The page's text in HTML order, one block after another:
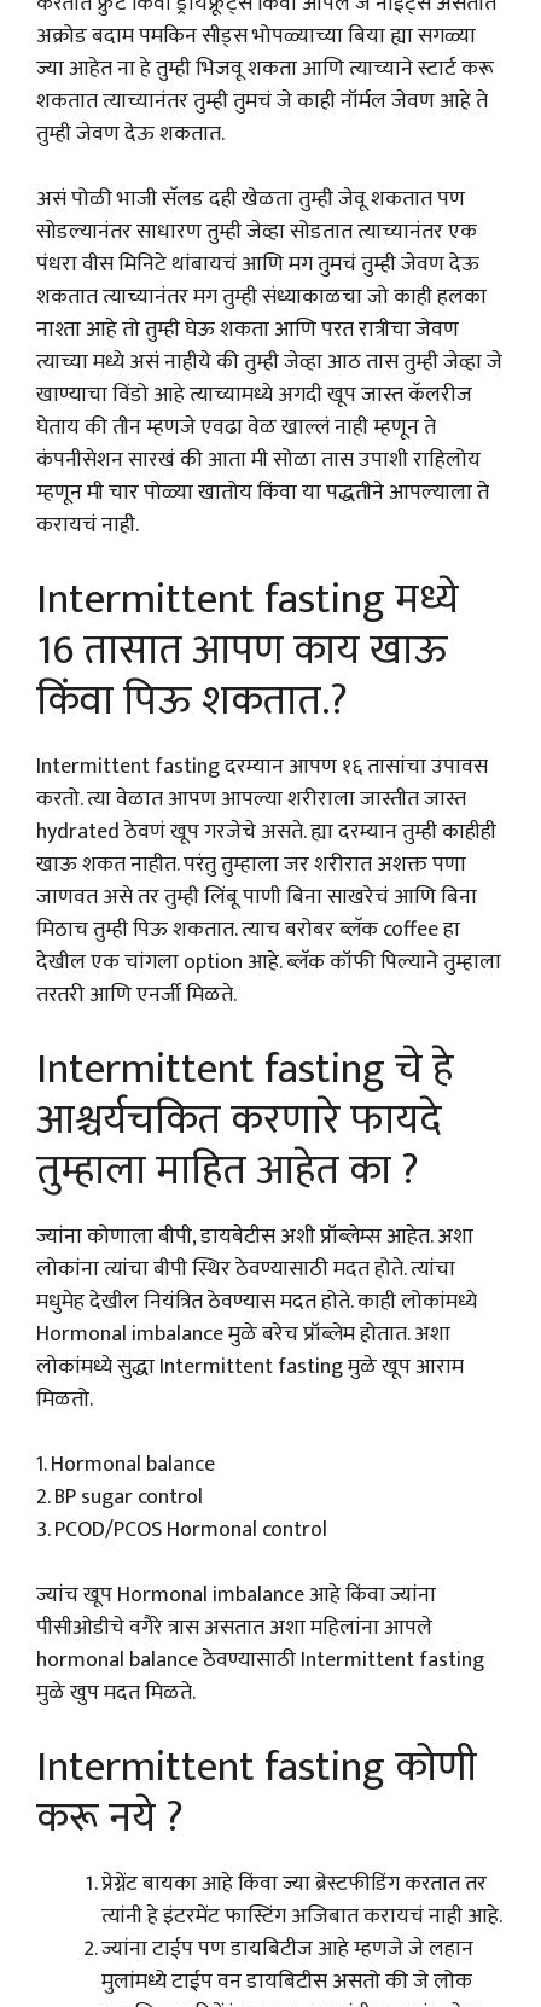
अक्रोड बदाम पमकिन सीड्स भोपळ्याच्या बिया ह्या सगळ्या
ज्या आहेत ना हे तुम्ही भिजवू शकता आणि त्याच्याने स्टार्ट करू
शकतात त्याच्यानंतर तुम्ही तुमचं जे काही नॉर्मल जेवण आहे ते
तुम्ही जेवण देऊ शकतात.
असं पोळी भाजी सॅलड दही खेळता तुम्ही जेवू शकतात पण
सोडल्यानंतर साधारण तुम्ही जेव्हा सोडतात त्याच्यानंतर एक
पंधरा वीस मिनिटे थांबायचं आणि मग तुमचं तुम्ही जेवण देऊ
शकतात त्याच्यानंतर मग तुम्ही संध्याकाळचा जो काही हलका
नाश्ता आहे तो तुम्ही घेऊ शकता आणि परत रात्रीचा जेवण
त्याच्या मध्ये असं नाहीये की तुम्ही जेव्हा आठ तास तुम्ही जेव्हा जे
खाण्याचा विंडो आहे त्याच्यामध्ये अगदी खूप जास्त कॅलरीज
घेताय की तीन म्हणजे एवढा वेळ खाल्लं नाही म्हणून ते
कंपनीसेशन सारखं की आता मी सोळा तास उपाशी राहिलोय
म्हणून मी चार पोळ्या खातोय किंवा या पद्धतीने आपल्याला ते
करायचं नाही.
Intermittent fasting मध्ये
16 तासात आपण काय खाऊ
किंवा पिऊ शकतात.?
Intermittent fasting दरम्यान आपण १६ तासांचा उपावस
करतो. त्या वेळात आपण आपल्या शरीराला जास्तीत जास्त
hydrated ठेवणं खूप गरजेचे असते. ह्या दरम्यान तुम्ही काहीही
खाऊ शकत नाहीत. परंतु तुम्हाला जर शरीरात अशक्त पणा
जाणवत असे तर तुम्ही लिंबू पाणी बिना साखरेचं आणि बिना
मिठाच तुम्ही पिऊ शकतात. त्याच बरोबर ब्लॅक coffee हा
देखील एक चांगला option आहे. ब्लॅक कॉफी पिल्याने तुम्हाला
तरतरी आणि एनर्जी मिळते.
Intermittent fasting चे हे
आश्चर्यचकित करणारे फायदे
तुम्हाला माहित आहेत का ?
ज्यांना कोणाला बीपी, डायबेटीस अशी प्रॉब्लेम्स आहेत. अशा
लोकांना त्यांचा बीपी स्थिर ठेवण्यासाठी मदत होते. त्यांचा
मधुमेह देखील नियंत्रित ठेवण्यास मदत होते. काही लोकांमध्ये
Hormonal imbalance मुळे बरेच प्रॉब्लेम होतात. अशा
लोकांमध्ये सुद्धा Intermittent fasting मुळे खूप आराम
मिळतो.
1. Hormonal balance
2. BP sugar control
3. PCOD/PCOS Hormonal control
ज्यांच खूप Hormonal imbalance आहे किंवा ज्यांना
पीसीओडीचे वगैरे त्रास असतात अशा महिलांना आपले
hormonal balance ठेवण्यासाठी Intermittent fasting
मुळे खुप मदत मिळते.
Intermittent fasting कोणी
करू नये ?
प्रेग्नेंट बायका आहे किंवा ज्या ब्रेस्टफीडिंग करतात तर
त्यांनी हे इंटरमेंट फास्टिंग अजिबात करायचं नाही आहे.
ज्यांना टाईप पण डायबिटीज आहे म्हणजे जे लहान
मुलांमध्ये टाईप वन डायबिटीस असतो की जे लोक